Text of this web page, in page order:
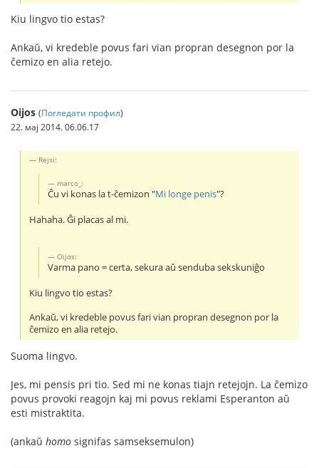
Kiu lingvo tio estas?
Ankaŭ, vi kredeble povus fari vian propran desegnon por la
ĉemizo en alia retejo.
Oijos (Погледати профил)
22. мај 2014. 06.06.17
Rejsi:
marco_:
Ĉu vi konas la t-ĉemizon "Mi longe penis"?
Hahaha. Ĝi placas al mi.
Oijos:
Varma pano = certa, sekura aŭ senduba sekskuniĝo
Kiu lingvo tio estas?
Ankaŭ, vi kredeble povus fari vian propran desegnon por la
ĉemizo en alia retejo.
Suoma lingvo.
Jes, mi pensis pri tio. Sed mi ne konas tiajn retejojn. La ĉemizo
povus provoki reagojn kaj mi povus reklami Esperanton aŭ
esti mistraktita.
(ankaŭ homo signifas samseksemulon)